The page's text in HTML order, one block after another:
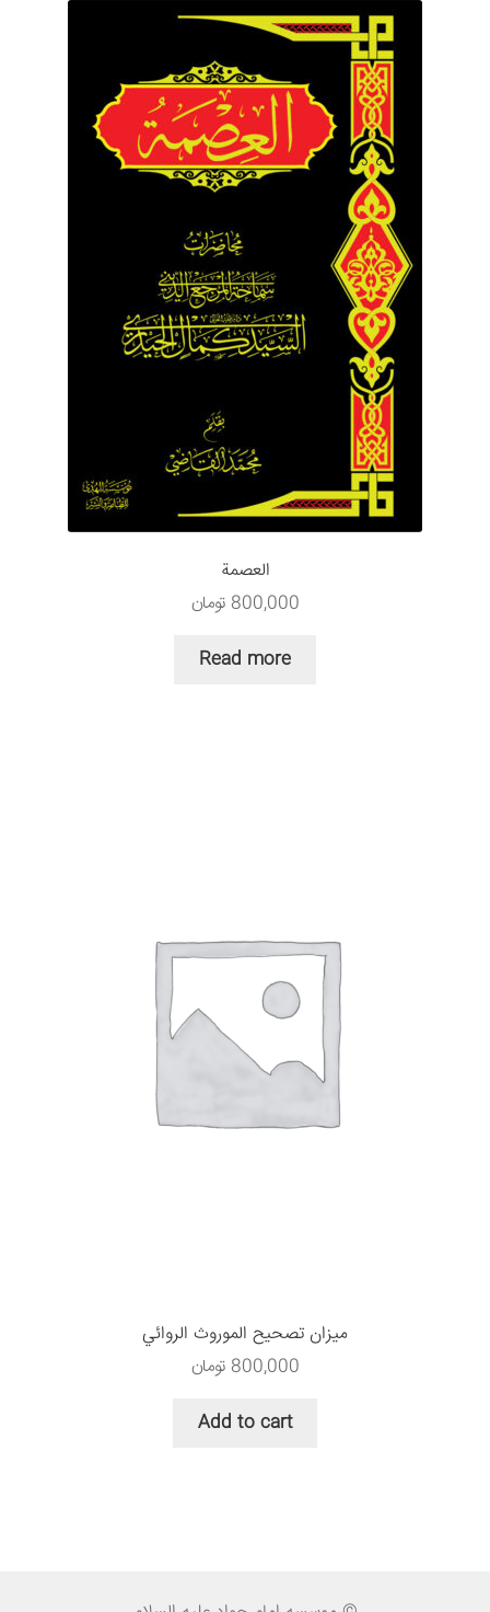
العصمة
800,000 تومان
Read more
ميزان تصحيح الموروث الروائي
800,000 تومان
Add to cart